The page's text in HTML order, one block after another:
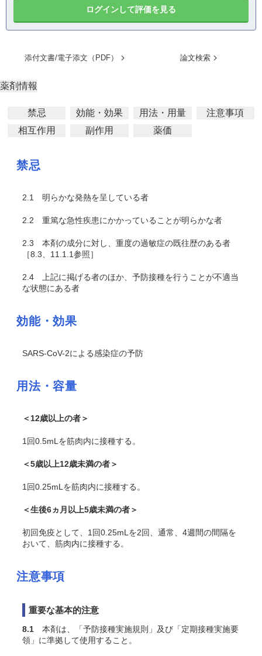
ログインして評価を見る
添付文書/電子添文（PDF） 論文検索
薬剤情報
禁忌 効能・効果 用法・用量
注意事項
相互作用
副作用 薬価
禁忌
2.1 明らかな発熱を呈している者
2.2 重篤な急性疾患にかかっていることが明らかな者
2.3 本剤の成分に対し、重度の過敏症の既往歴のある者
［8.3、11.1.1参照］
2.4 上記に掲げる者のほか、予防接種を行うことが不適当
な状態にある者
効能・効果
SARS-CoV-2による感染症の予防
用法・容量
＜12歳以上の者＞
1回0.5mLを筋肉内に接種する。
＜5歳以上12歳未満の者＞
1回0.25mLを筋肉内に接種する。
＜生後6ヵ月以上5歳未満の者＞
初回免疫として、1回0.25mLを2回、通常、4週間の間隔を
おいて、筋肉内に接種する。
注意事項
重要な基本的注意
8.1 本剤は、「予防接種実施規則」及び「定期接種実施要
領」に準拠して使用すること。